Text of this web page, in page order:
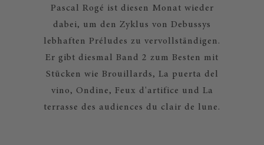
Pascal Rogé ist diesen Monat wieder
dabei, um den Zyklus von Debussys
lebhaften Préludes zu vervollständigen.
Er gibt diesmal Band 2 zum Besten mit
Stücken wie Brouillards, La puerta del
vino, Ondine, Feux d'artifice und La
terrasse des audiences du clair de lune.